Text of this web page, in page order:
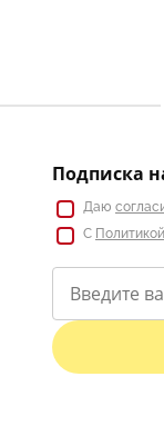
Подписка
Даю
С Политикой